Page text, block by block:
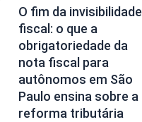
O fim da invisibilidade
fiscal: o que a
obrigatoriedade da
nota fiscal para
autônomos em São
Paulo ensina sobre a
reforma tributária